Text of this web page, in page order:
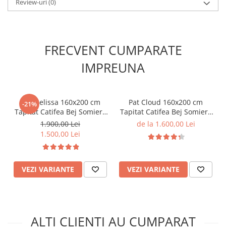
Review-uri(0)
FRECVENT CUMPARATE
IMPREUNA
-21%
Pat Melissa 160x200 cm
Tapitat Catifea Bej Somiera
Inclusa
1.900,00 Lei
1.500,00 Lei
VEZI VARIANTE
Pat Cloud 160x200 cm
Tapitat Catifea Bej Somiera
Inclusa
de la 1.600,00 Lei
VEZI VARIANTE
ALTI CLIENTI AU CUMPARAT